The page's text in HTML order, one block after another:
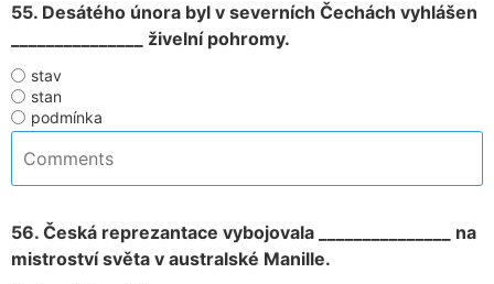
55. Desátého února byl v severních Čechách vyhlášen
_______________ živelní pohromy.
stav
stan
podmínka
56. Česká reprezantace vybojovala _______________ na
mistroství světa v australské Manille.